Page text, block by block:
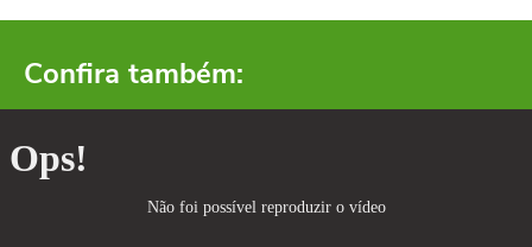
Confira também: